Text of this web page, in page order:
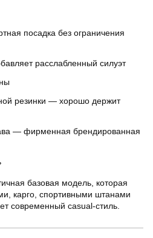
посадка без ограничения
расслабленный силуэт
резинки — хорошо держит
— фирменная брендированная
базовая модель, которая
карго, спортивными штанами
современный casual-стиль.